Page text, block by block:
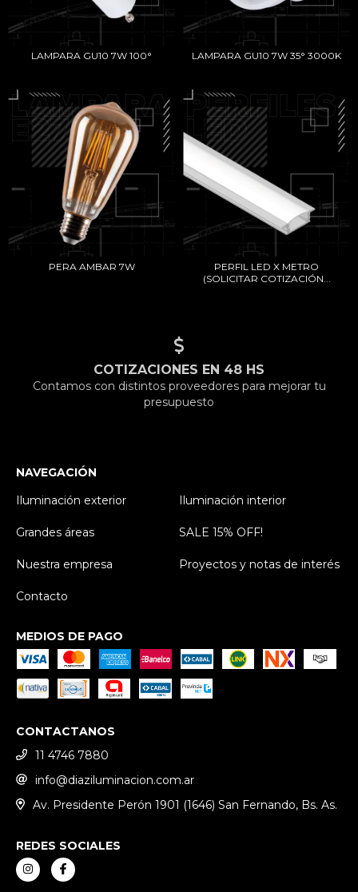
LAMPARA GU10 7W 100° LAMPARA GU10 7W 35° 3000K
PERA AMBAR 7W
PERFIL LED X METRO
(SOLICITAR COTIZACIÓN...
COTIZACIONES EN 48 HS
Contamos con distintos proveedores para mejorar tu
presupuesto
NAVEGACIÓN
Iluminación exterior
Iluminación interior
Grandes áreas SALE 15% OFF!
Nuestra empresa Proyectos y notas de interés
Contacto
MEDIOS DE PAGO
CONTACTANOS
11 4746 7880
info@diaziluminacion.com.ar
Av. Presidente Perón 1901 (1646) San Fernando, Bs. As.
REDES SOCIALES